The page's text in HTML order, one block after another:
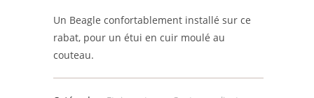
Un Beagle confortablement installé sur ce
rabat, pour un étui en cuir moulé au
couteau.